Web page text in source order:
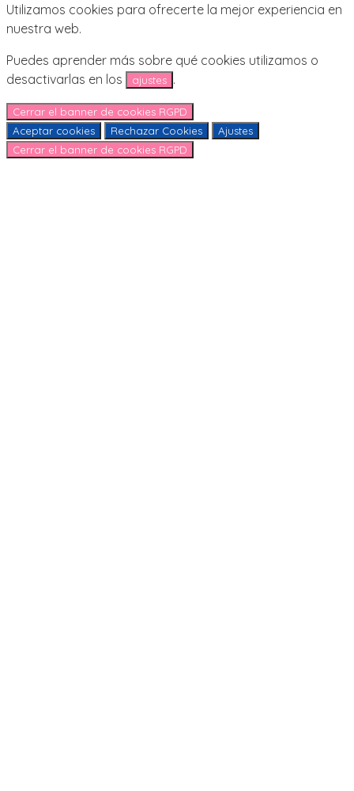
Utilizamos cookies para ofrecerte la mejor experiencia en
nuestra web.
Puedes aprender más sobre qué cookies utilizamos o
desactivarlas en los
ajustes .
Cerrar el banner de cookies RGPD
Aceptar cookies
Rechazar Cookies
Ajustes
Cerrar el banner de cookies RGPD